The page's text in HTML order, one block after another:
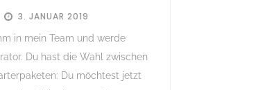
3. JANUAR 2019
in mein Team und werde
Du hast die Wahl zwischen
Du möchtest jetzt